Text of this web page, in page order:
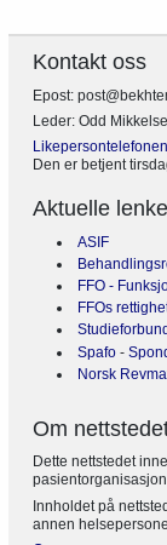
Kontakt oss
Epost:
Leder: Odd
Likepersontelefonen
Den er betjent
Aktuelle
ASIF
FFO -
FFOs
Spafo -
Norsk
Om
Dette nettstedet
Innholdet på
annen